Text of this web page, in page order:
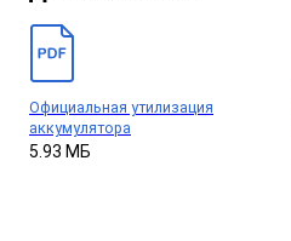
Официальная утилизация
аккумулятора
5.93 МБ